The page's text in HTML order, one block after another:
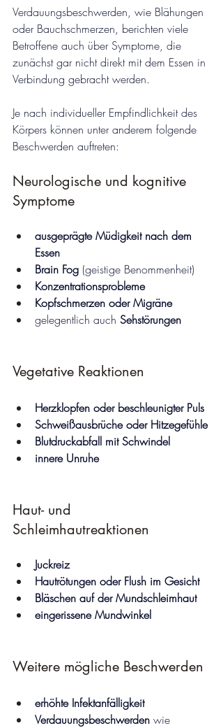
Verdauungsbeschwerden, wie Blähungen
oder Bauchschmerzen, berichten viele
Betroffene auch über Symptome, die
zunächst gar nicht direkt mit dem Essen in
Verbindung gebracht werden.
Je nach individueller Empfindlichkeit des
Körpers können unter anderem folgende
Beschwerden auftreten:
Neurologische und kognitive
Symptome
ausgeprägte Müdigkeit nach dem
Essen
Brain Fog (geistige Benommenheit)
Konzentrationsprobleme
Kopfschmerzen oder Migräne
gelegentlich auch Sehstörungen
Vegetative Reaktionen
Herzklopfen oder beschleunigter Puls
Schweißausbrüche oder Hitzegefühle
Blutdruckabfall mit Schwindel
innere Unruhe
Haut- und
Schleimhautreaktionen
Juckreiz
Hautrötungen oder Flush im Gesicht
Bläschen auf der Mundschleimhaut
eingerissene Mundwinkel
Weitere mögliche Beschwerden
erhöhte Infektanfälligkeit
Verdauungsbeschwerden wie